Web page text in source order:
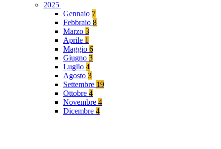
2025
Gennaio 7
Febbraio 8
Marzo 3
Aprile 1
Maggio 6
Giugno 3
Luglio 4
Agosto 3
Settembre 19
Ottobre 4
Novembre 4
Dicembre 4